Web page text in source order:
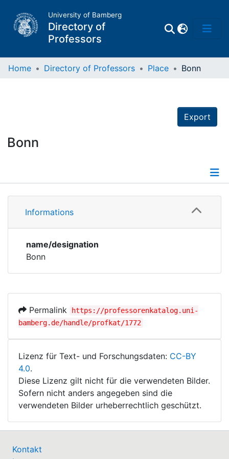
University of Bamberg
Directory of
Professors
Places
Historic matricle
Home Directory of Professors Place Bonn
Export
Bonn
Informations
Informations
name/designation
Bonn
Permalink
https://professorenkatalog.uni-
bamberg.de/handle/profkat/1772
Lizenz für Text- und Forschungsdaten: CC-BY
4.0.
Diese Lizenz gilt nicht für die verwendeten Bilder.
Sofern nicht anders angegeben sind die
verwendeten Bilder urheberrechtlich geschützt.
Kontakt